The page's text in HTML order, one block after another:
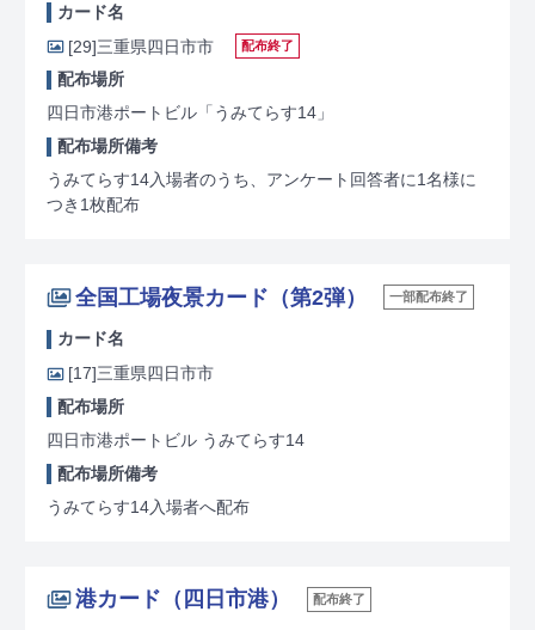
カード名
[29]三重県四日市市 配布終了
配布場所
四日市港ポートビル「うみてらす14」
配布場所備考
うみてらす14入場者のうち、アンケート回答者に1名様に
つき1枚配布
全国工場夜景カード（第2弾） 一部配布終了
カード名
[17]三重県四日市市
配布場所
四日市港ポートビル うみてらす14
配布場所備考
うみてらす14入場者へ配布
港カード（四日市港） 配布終了